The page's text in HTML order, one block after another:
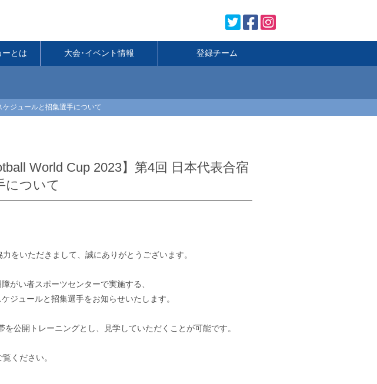
ーとは 大会･イベント情報 登録チーム
ジュールと招集選手について
World Cup 2023】第4回 日本代表合宿
について
をいただきまして、誠にありがとうございます。
がい者スポーツセンターで実施する、
ジュールと招集選手をお知らせいたします。
公開トレーニングとし、見学していただくことが可能です。
ください。